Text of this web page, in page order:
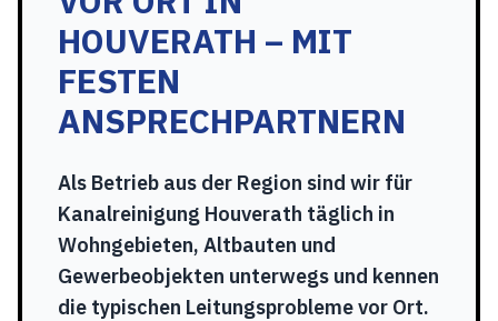
HOUVERATH – MIT
FESTEN
ANSPRECHPARTNERN
Als Betrieb aus der Region sind wir für
Kanalreinigung Houverath täglich in
Wohngebieten, Altbauten und
Gewerbeobjekten unterwegs und kennen
die typischen Leitungsprobleme vor Ort.